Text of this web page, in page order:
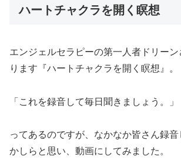
ハートチャクラを開く瞑想
エンジェルセラピーの第一人者ドリー
ります『ハートチャクラを開く瞑想』。
「これを録音して毎日聞きましょう。」
ってあるのですが、なかなか皆さん録
かしらと思い、動画にしてみました。